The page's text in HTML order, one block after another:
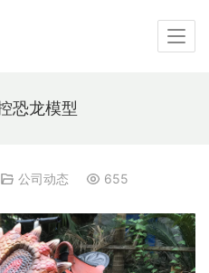
恐龙模型
公司动态 655